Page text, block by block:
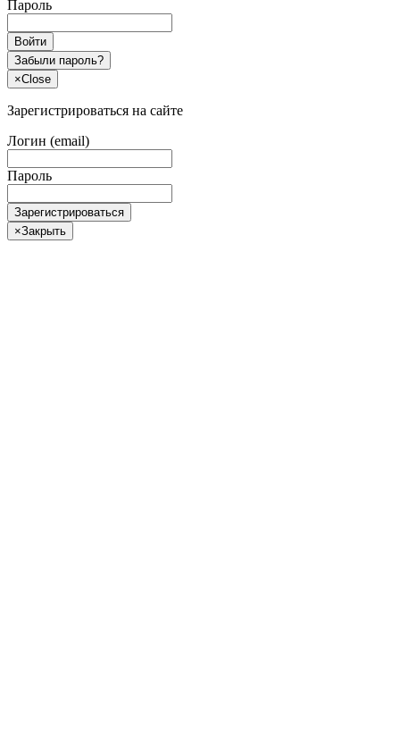
Пароль
Войти
Забыли пароль?
×Close
Зарегистрироваться на сайте
Логин (email)
Пароль
Зарегистрироваться
×Закрыть